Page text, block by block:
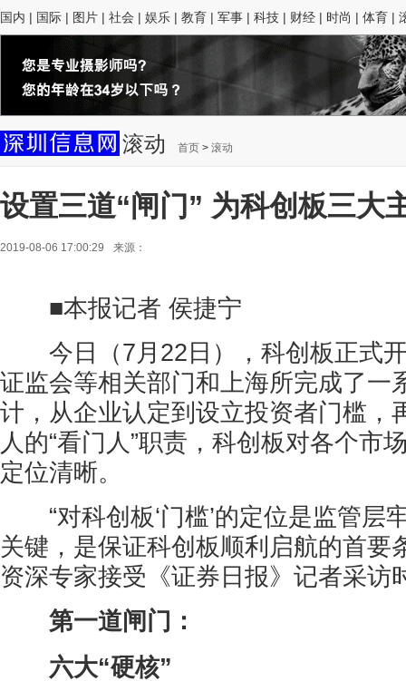
国内 | 国际 | 图片 | 社会 | 娱乐 | 教育 | 军事 | 科技 | 财经 | 时尚 | 体育 |
滚动 首页 > 滚动
设置三道“闸门” 为科创板三大
2019-08-06 17:00:29 来源：
■本报记者 侯捷宁
今日（7月22日），科创板正式开
证监会等相关部门和上海所完成了一
计，从企业认定到设立投资者门槛，
人的“看门人”职责，科创板对各个市
定位清晰。
“对科创板‘门槛’的定位是监管层
关键，是保证科创板顺利启航的首要
资深专家接受《证券日报》记者采访
第一道闸门：
六大“硬核”